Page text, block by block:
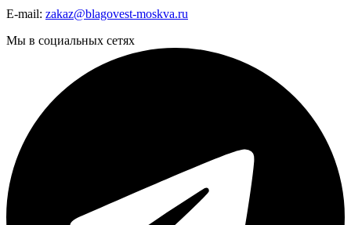
E-mail: zakaz@blagovest-moskva.ru
Мы в социальных сетях